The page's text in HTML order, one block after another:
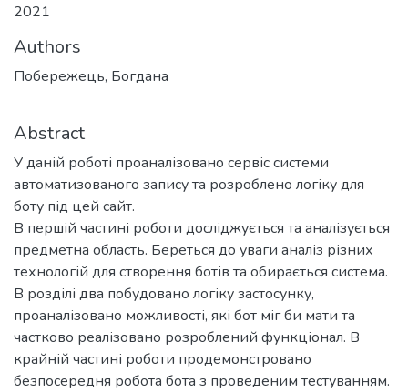
2021
Authors
Побережець, Богдана
Abstract
У даній роботі проаналізовано сервіс системи
автоматизованого запису та розроблено логіку для
боту під цей сайт.
В першій частині роботи досліджується та аналізується
предметна область. Береться до уваги аналіз різних
технологій для створення ботів та обирається система.
В розділі два побудовано логіку застосунку,
проаналізовано можливості, які бот міг би мати та
частково реалізовано розроблений функціонал. В
крайній частині роботи продемонстровано
безпосередня робота бота з проведеним тестуванням.